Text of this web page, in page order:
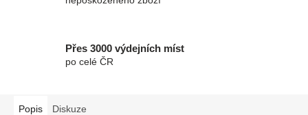
Přes 3000 výdejních míst
po celé ČR
Popis Diskuze